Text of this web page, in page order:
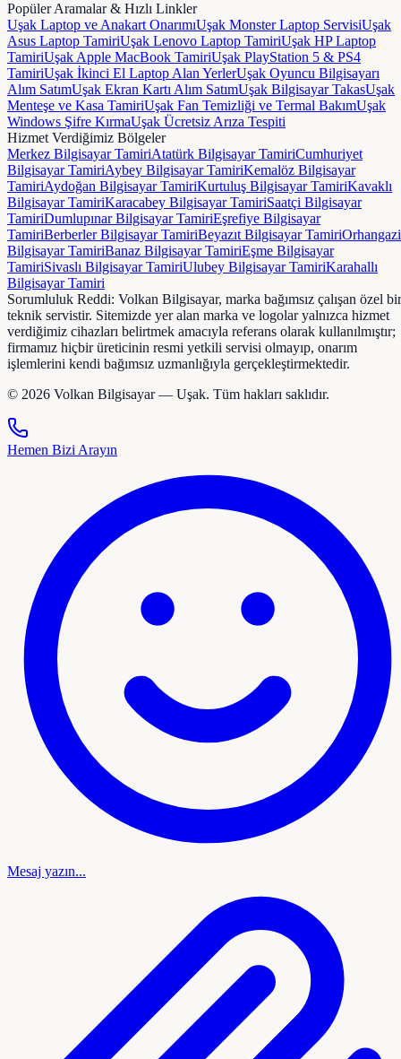
Popüler Aramalar & Hızlı Linkler
Uşak Laptop ve Anakart OnarımıUşak Monster Laptop ServisiUşak
Asus Laptop TamiriUşak Lenovo Laptop TamiriUşak HP Laptop
TamiriUşak Apple MacBook TamiriUşak PlayStation 5 & PS4
TamiriUşak İkinci El Laptop Alan YerlerUşak Oyuncu Bilgisayarı
Alım SatımUşak Ekran Kartı Alım SatımUşak Bilgisayar TakasUşak
Menteşe ve Kasa TamiriUşak Fan Temizliği ve Termal BakımUşak
Windows Şifre KırmaUşak Ücretsiz Arıza Tespiti
Hizmet Verdiğimiz Bölgeler
Merkez Bilgisayar TamiriAtatürk Bilgisayar TamiriCumhuriyet
Bilgisayar TamiriAybey Bilgisayar TamiriKemalöz Bilgisayar
TamiriAydoğan Bilgisayar TamiriKurtuluş Bilgisayar TamiriKavaklı
Bilgisayar TamiriKaracabey Bilgisayar TamiriSaatçi Bilgisayar
TamiriDumlupınarBilgisayar TamiriEşrefiye Bilgisayar
TamiriBerberlerBilgisayar TamiriBeyazıtBilgisayar TamiriOrhangazi
Bilgisayar TamiriBanaz Bilgisayar TamiriEşme Bilgisayar
TamiriSivaslı Bilgisayar TamiriUlubey Bilgisayar TamiriKarahallı
Bilgisayar Tamiri
Sorumluluk Reddi: Volkan Bilgisayar, marka bağımsız çalışan özel bir
teknik servistir. Sitemizde yer alan marka ve logolar yalnızca hizmet
verdiğimiz cihazları belirtmek amacıyla referans olarak kullanılmıştır;
firmamız hiçbir üreticinin resmi yetkili servisi olmayıp, onarım
işlemlerini kendi bağımsız uzmanlığıyla gerçekleştirmektedir.
© 2026 Volkan Bilgisayar — Uşak. Tüm hakları saklıdır.
Hemen Bizi Arayın
Mesaj yazın...